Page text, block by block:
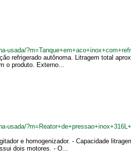
usada/
refrigerado autônoma. Litragem total
o produto. Externo...
usada/
e homogenizador. - Capacidade
dois motores. - O...